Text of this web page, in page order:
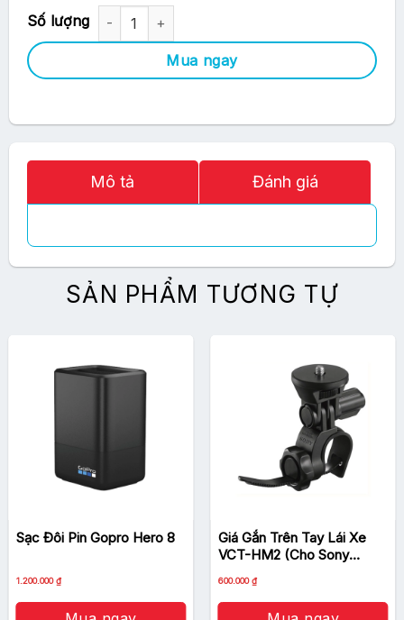
Đèn LED Godox SL150W II số lượng
Mua ngay
Mô tả Đánh giá
SẢN PHẨM TƯƠNG TỰ
Sạc Đôi Pin Gopro Hero 8
1.200.000₫
Giá Gắn Trên Tay Lái Xe
VCT-HM2 (Cho Sony
600.000₫